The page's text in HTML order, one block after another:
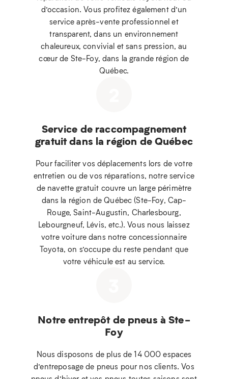
d’occasion. Vous profitez également d’un
service après-vente professionnel et
transparent, dans un environnement
chaleureux, convivial et sans pression, au
cœur de Ste-Foy, dans la grande région de
Québec.
Service de raccompagnement
gratuit dans la région de Québec
Pour faciliter vos déplacements lors de votre
entretien ou de vos réparations, notre service
de navette gratuit couvre un large périmètre
dans la région de Québec (Ste-Foy, Cap-
Rouge, Saint-Augustin, Charlesbourg,
Lebourgneuf, Lévis, etc.). Vous nous laissez
votre voiture dans notre concessionnaire
Toyota, on s’occupe du reste pendant que
votre véhicule est au service.
Notre entrepôt de pneus à Ste-
Foy
Nous disposons de plus de 14 000 espaces
d’entreposage de pneus pour nos clients. Vos